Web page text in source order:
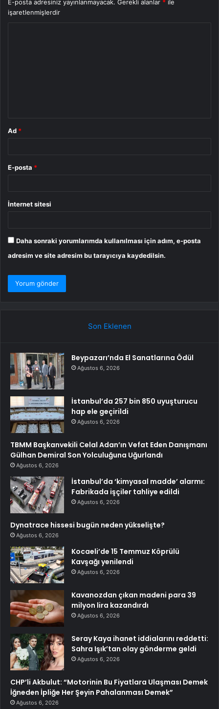
E-posta adresiniz yayınlanmayacak. Gerekli alanlar * ile
işaretlenmişlerdir
Ad *
E-posta *
İnternet sitesi
Daha sonraki yorumlarımda kullanılması için adım, e-posta
adresim ve site adresim bu tarayıcıya kaydedilsin.
Son Eklenen
Beypazarı’nda El Sanatlarına Ödül
Ağustos 6, 2026
İstanbul’da 257 bin 850 uyuşturucu
hap ele geçirildi
Ağustos 6, 2026
TBMM Başkanvekili Celal Adan’ın Vefat Eden Danışmanı
Gülhan Demiral Son Yolculuğuna Uğurlandı
Ağustos 6, 2026
İstanbul’da ‘kimyasal madde’ alarmı:
Fabrikada işçiler tahliye edildi
Ağustos 6, 2026
Dynatrace hissesi bugün neden yükselişte?
Ağustos 6, 2026
Kocaeli’de 15 Temmuz Köprülü
Kavşağı yenilendi
Ağustos 6, 2026
Kavanozdan çıkan madeni para 39
milyon lira kazandırdı
Ağustos 6, 2026
Seray Kaya ihanet iddialarını reddetti:
Sahra Işık’tan olay gönderme geldi
Ağustos 6, 2026
CHP’li Akbulut: “Motorinin Bu Fiyatlara Ulaşması Demek
İğneden İpliğe Her Şeyin Pahalanması Demek”
Ağustos 6, 2026